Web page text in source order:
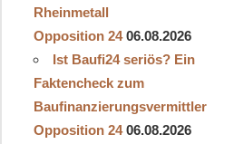
Rheinmetall
Opposition 24 06.08.2026
Ist Baufi24 seriös? Ein
Faktencheck zum
Baufinanzierungsvermittler
Opposition 24 06.08.2026